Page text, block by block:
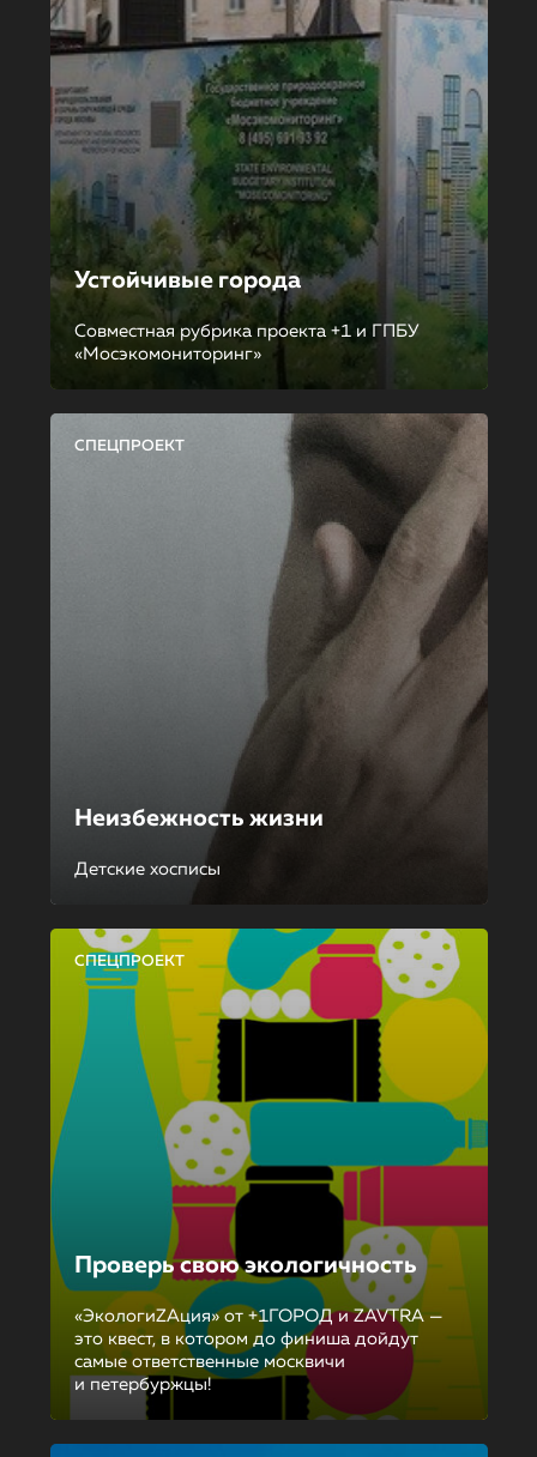
Устойчивые города
Совместная рубрика проекта +1 и ГПБУ
«Мосэкомониторинг»
СПЕЦПРОЕКТ
Неизбежность жизни
Детские хосписы
СПЕЦПРОЕКТ
Проверь свою экологичность
«ЭкологиZAция» от +1ГОРОД и ZAVTRA —
это квест, в котором до финиша дойдут
самые ответственные москвичи
и петербуржцы!